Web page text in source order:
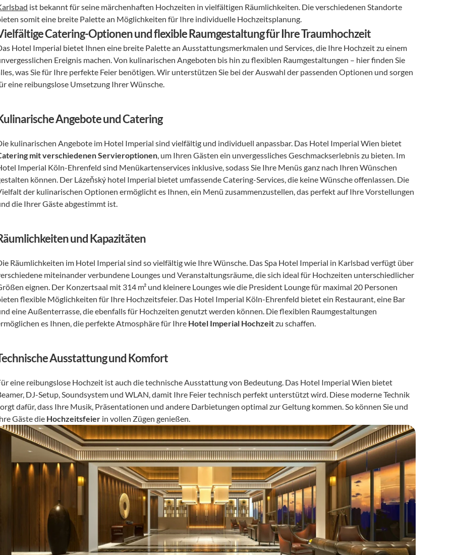
ist bekannt für seine märchenhaften Hochzeiten in vielfältigen Räumlichkeiten. Die verschiedenen Standorte
somit eine breite Palette an Möglichkeiten für Ihre individuelle Hochzeitsplanung.
Catering-Optionen und flexible Raumgestaltung für Ihre Traumhochzeit
Hotel Imperial bietet Ihnen eine breite Palette an Ausstattungsmerkmalen und Services, die Ihre Hochzeit zu einem
Ereignis machen. Von kulinarischen Angeboten bis hin zu flexiblen Raumgestaltungen – hier finden Sie
was Sie für Ihre perfekte Feier benötigen. Wir unterstützen Sie bei der Auswahl der passenden Optionen und sorgen
eine reibungslose Umsetzung Ihrer Wünsche.
Angebote und Catering
mit verschiedenen Servieroptionen, um Ihren Gästen ein unvergessliches Geschmackserlebnis zu bieten. Im
Imperial Köln-Ehrenfeld sind Menükartenservices inklusive, sodass Sie Ihre Menüs ganz nach Ihren Wünschen
können. Der Lázeňský hotel Imperial bietet umfassende Catering-Services, die keine Wünsche offenlassen. Die
der kulinarischen Optionen ermöglicht es Ihnen, ein Menü zusammenzustellen, das perfekt auf Ihre Vorstellungen
die Ihrer Gäste abgestimmt ist.
und Kapazitäten
Räumlichkeiten im Hotel Imperial sind so vielfältig wie Ihre Wünsche. Das Spa Hotel Imperial in Karlsbad verfügt über
miteinander verbundene Lounges und Veranstaltungsräume, die sich ideal für Hochzeiten unterschiedlicher
eignen. Der Konzertsaal mit 314 m² und kleinere Lounges wie die President Lounge für maximal 20 Personen
flexible Möglichkeiten für Ihre Hochzeitsfeier. Das Hotel Imperial Köln-Ehrenfeld bietet ein Restaurant, eine Bar
eine Außenterrasse, die ebenfalls für Hochzeiten genutzt werden können. Die flexiblen Raumgestaltungen
es Ihnen, die perfekte Atmosphäre für Ihre Hotel Imperial Hochzeit zu schaffen.
Ausstattung und Komfort
eine reibungslose Hochzeit ist auch die technische Ausstattung von Bedeutung. Das Hotel Imperial Wien bietet
DJ-Setup, Soundsystem und WLAN, damit Ihre Feier technisch perfekt unterstützt wird. Diese moderne Technik
dafür, dass Ihre Musik, Präsentationen und andere Darbietungen optimal zur Geltung kommen. So können Sie und
Gäste die Hochzeitsfeier in vollen Zügen genießen.